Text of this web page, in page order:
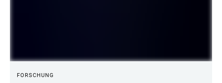
FORSCHUNG